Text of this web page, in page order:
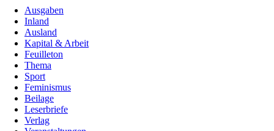
Ausgaben
Inland
Ausland
Kapital & Arbeit
Feuilleton
Thema
Sport
Feminismus
Beilage
Leserbriefe
Verlag